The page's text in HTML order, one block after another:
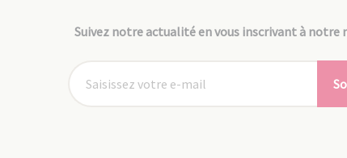
Suivez notre actualité en vous inscrivant à notre